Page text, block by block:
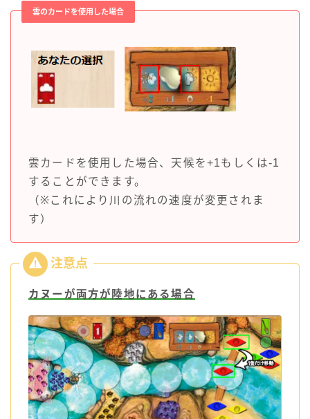
雲のカードを使用した場合
雲カードを使用した場合、天候を+1もしくは-1
することができます。
（※これにより川の流れの速度が変更されま
す）
カヌーが両方が陸地にある場合